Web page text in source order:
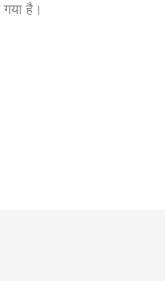
गया है।